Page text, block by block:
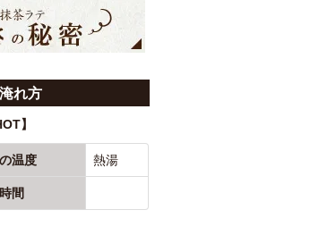
れ方
】
温度 熱湯
間